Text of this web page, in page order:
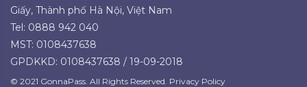
Giấy, Thành phố Hà Nội, Việt Nam
Tel: 0888 942 040
MST: 0108437638
GPDKKD: 0108437638 / 19-09-2018
© 2021 GonnaPass. All Rights Reserved. Privacy Policy